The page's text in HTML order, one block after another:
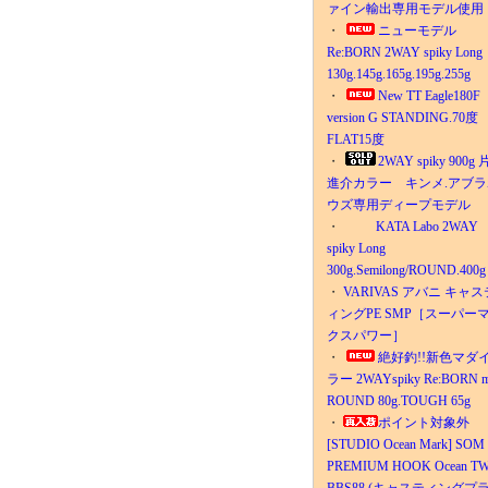
ァイン輸出専用モデル使用
・
ニューモデル
Re:BORN 2WAY spiky Long
130g.145g.165g.195g.255g
・
New TT Eagle180F
version G STANDING.70度
FLAT15度
・
2WAY spiky 900g
進介カラー キンメ.アブ
ウズ専用ディープモデル
・
KATA Labo 2WAY
spiky Long
300g.Semilong/ROUND.400g
・ VARIVAS アバニ キャス
ィングPE SMP［スーパー
クスパワー］
・
絶好釣!!新色マダ
ラー 2WAYspiky Re:BORN
ROUND 80g.TOUGH 65g
・
ポイント対象外
[STUDIO Ocean Mark] SOM
PREMIUM HOOK Ocean